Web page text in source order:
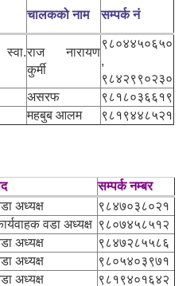
चालकको नाम सम्पर्क नं
राज नारायण
कुर्मी
९८०४४५०६५०
,
९८४२९९०२३०
असरफ
९८१८०३६६१९
महबुब आलम ९८१९४४८५२१
सम्पर्क नम्बर
अध्यक्ष
९८४७०३८०२१
वडा अध्यक्ष ९८०७४५८५१२
अध्यक्ष
९८४७२८५५८६
अध्यक्ष
९८०५४०३९७१
अध्यक्ष ९८१९४०१६४२